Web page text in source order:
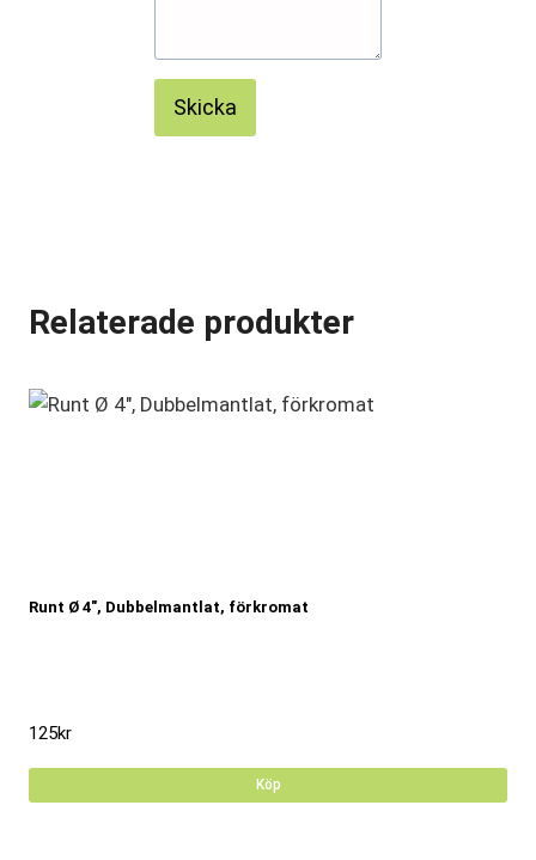
Skicka
Relaterade produkter
Runt Ø 4″, Dubbelmantlat, förkromat
125kr
Köp